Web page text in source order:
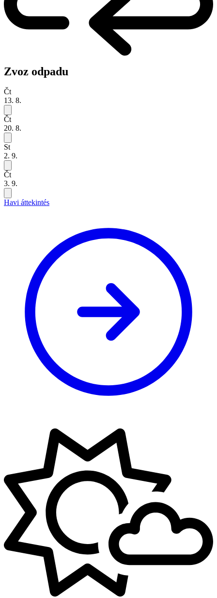
Zvoz odpadu
Čt
13. 8.
Čt
20. 8.
St
2. 9.
Čt
3. 9.
Havi áttekintés